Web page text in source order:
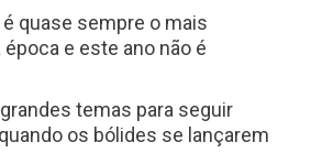
é quase sempre o mais
e este ano não é
temas para seguir
os bólides se lançarem